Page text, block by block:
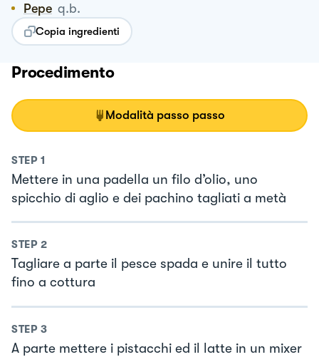
Pepe q.b.
Copia ingredienti
Procedimento
Modalità passo passo
STEP 1
Mettere in una padella un filo d’olio, uno
spicchio di aglio e dei pachino tagliati a metà
STEP 2
Tagliare a parte il pesce spada e unire il tutto
fino a cottura
STEP 3
A parte mettere i pistacchi ed il latte in un mixer